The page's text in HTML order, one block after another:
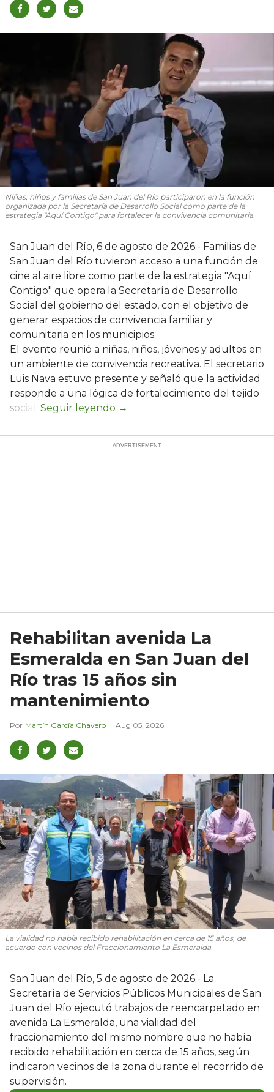
Niñas, niños y familias de San Juan del Río participaron en la función
organizada por la Secretaría de Desarrollo Social como parte de la
estrategia "Aquí Contigo" para fortalecer la convivencia comunitaria.
San Juan del Río, 6 de agosto de 2026.- Familias de
San Juan del Río tuvieron acceso a una función de
cine al aire libre como parte de la estrategia "Aquí
Contigo" que opera la Secretaría de Desarrollo
Social del gobierno del estado, con el objetivo de
generar espacios de convivencia familiar y
comunitaria en los municipios.
El evento reunió a niñas, niños, jóvenes y adultos en
un ambiente de convivencia recreativa. El secretario
Luis Nava estuvo presente y señaló que la actividad
responde a una lógica de fortalecimiento del tejido
social:
Rehabilitan avenida La
Esmeralda en San Juan del
Río tras 15 años sin
mantenimiento
Martín García Chavero Aug 05, 2026
La vialidad no había recibido rehabilitación en cerca de 15 años, de
acuerdo con vecinos del Fraccionamiento La Esmeralda.
San Juan del Río, 5 de agosto de 2026.- La
Secretaría de Servicios Públicos Municipales de San
Juan del Río ejecutó trabajos de reencarpetado en
avenida La Esmeralda, una vialidad del
fraccionamiento del mismo nombre que no había
recibido rehabilitación en cerca de 15 años, según
indicaron vecinos de la zona durante el recorrido de
supervisión.